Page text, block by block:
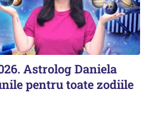
Astrolog Daniela
pentru toate zodiile